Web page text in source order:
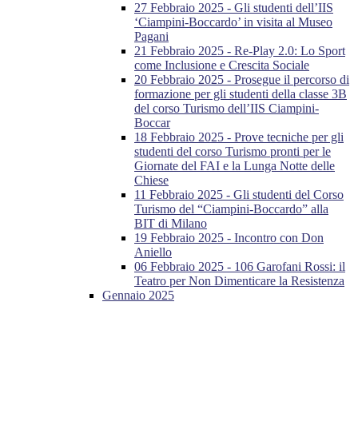
27 Febbraio 2025 - Gli studenti dell’IIS
‘Ciampini-Boccardo’ in visita al Museo
Pagani
21 Febbraio 2025 - Re-Play 2.0: Lo Sport
come Inclusione e Crescita Sociale
20 Febbraio 2025 - Prosegue il percorso di
formazione per gli studenti della classe 3B
del corso Turismo dell’IIS Ciampini-
Boccar
18 Febbraio 2025 - Prove tecniche per gli
studenti del corso Turismo pronti per le
Giornate del FAI e la Lunga Notte delle
Chiese
11 Febbraio 2025 - Gli studenti del Corso
Turismo del “Ciampini-Boccardo” alla
BIT di Milano
19 Febbraio 2025 - Incontro con Don
Aniello
06 Febbraio 2025 - 106 Garofani Rossi: il
Teatro per Non Dimenticare la Resistenza
Gennaio 2025